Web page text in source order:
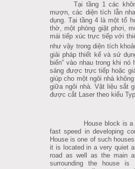
Tại tầng 1 các
mượn, các diện tích lẫn
dụng. Tại tầng 4 là một tổ
thờ, một phòng giặt phơi,
mái tiếp xúc trực tiếp với
như vậy trong diện tích
giải pháp thiết kế và sử
biến” vào nhau trong khi
sáng được trực tiếp hoặc
giúp cho một ngôi nhà
giữa ngôi nhà. Vật liệu sắt
được cắt Laser theo kiểu
House block is
fast speed in developing
House is one of such
it is located in a very quiet
road as well as the main
surrounding the house is